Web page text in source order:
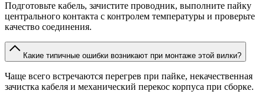
Подготовьте кабель, зачистите проводник, выполните пайку
центрального контакта с контролем температуры и проверьте
качество соединения.
Какие типичные ошибки возникают при монтаже этой вилки?
Чаще всего встречаются перегрев при пайке, некачественная
зачистка кабеля и механический перекос корпуса при сборке.